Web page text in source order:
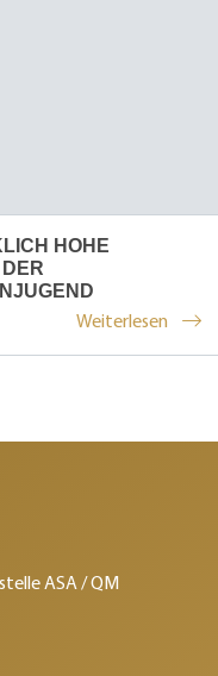
HOHE
Weiterlesen
ASA / QM